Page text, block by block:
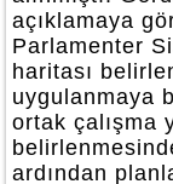
açıklamaya
Parlamenter
haritası
uygulanmaya
ortak çalışma
ardından